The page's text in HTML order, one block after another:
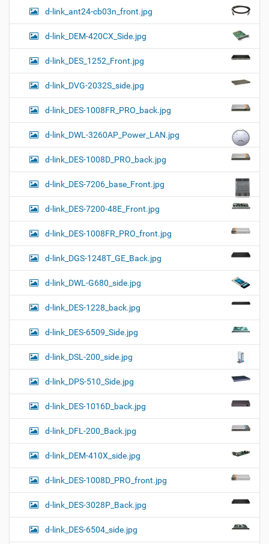
d-link_ant24-cb03n_front.jpg
d-link_DEM-420CX_Side.jpg
d-link_DES_1252_Front.jpg
d-link_DVG-2032S_side.jpg
d-link_DES-1008FR_PRO_back.jpg
d-link_DWL-3260AP_Power_LAN.jpg
d-link_DES-1008D_PRO_back.jpg
d-link_DES-7206_base_Front.jpg
d-link_DES-7200-48E_Front.jpg
d-link_DES-1008FR_PRO_front.jpg
d-link_DGS-1248T_GE_Back.jpg
d-link_DWL-G680_side.jpg
d-link_DES-1228_back.jpg
d-link_DES-6509_Side.jpg
d-link_DSL-200_side.jpg
d-link_DPS-510_Side.jpg
d-link_DES-1016D_back.jpg
d-link_DFL-200_Back.jpg
d-link_DEM-410X_side.jpg
d-link_DES-1008D_PRO_front.jpg
d-link_DES-3028P_Back.jpg
d-link_DES-6504_side.jpg